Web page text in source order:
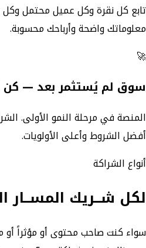
تابع كل نقرة وكل عميل محتمل
معلوماتك واضحة وأرباحك محسوبة.
🚀
سوق لم يُستثمر بعد — كن
المنصة في مرحلة النمو الأولى.
أفضل الشروط وأعلى الأولويات.
أنواع الشراكة
لكل شــريك المســار
سواء كنت صاحب محتوى أو مؤثراً أو